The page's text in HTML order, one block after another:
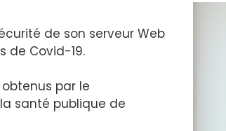
de son serveur Web
de Covid-19.
par le
santé publique de